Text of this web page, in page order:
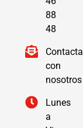
88
48
Contacta
con
nosotros
Lunes
a